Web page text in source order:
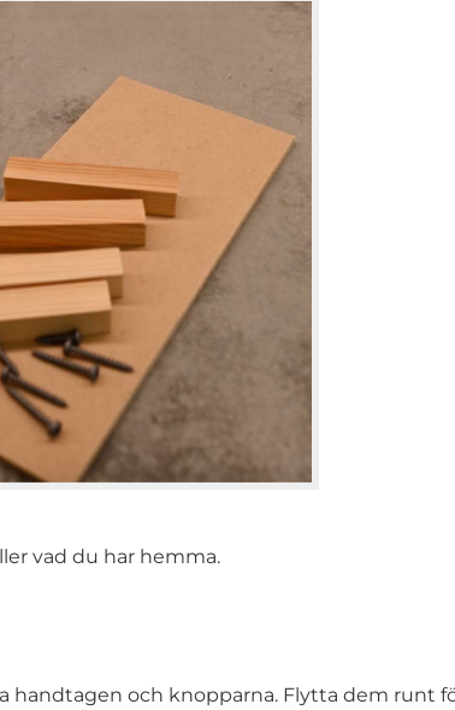
vad du har hemma.
handtagen och knopparna. Flytta dem runt